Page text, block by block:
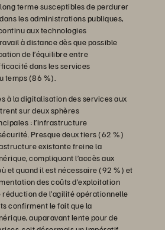
terme susceptibles de perdurer
les administrations publiques,
aux technologies
à distance dès que possible
de l’équilibre entre
dans les services
temps (86 %).
à la digitalisation des services aux
sur deux sphères
: l’infrastructure
Presque deux tiers (62 %)
existante freine la
compliquant l’accès aux
et quand il est nécessaire (92 %) et
des coûts d’exploitation
réduction de l’agilité opérationnelle
confirment le fait que la
auparavant lente pour de